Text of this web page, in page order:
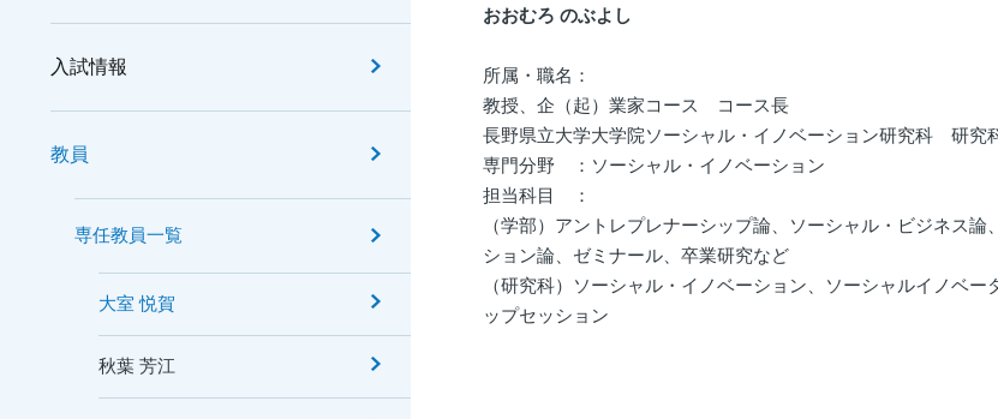
おおむろ のぶよし
所属・職名：
教授、企（起）業家コース コース長
長野県立大学大学院ソーシャル・イノベーション研究科 研究
専門分野 ：ソーシャル・イノベーション
担当科目 ：
（学部）アントレプレナーシップ論、ソーシャル・ビジネス論
ション論、ゼミナール、卒業研究など
（研究科）ソーシャル・イノベーション、ソーシャルイノベー
ップセッション
入試情報
教員
専任教員一覧
大室 悦賀
秋葉 芳江